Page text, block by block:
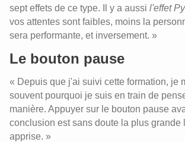
sept effets de ce type. Il y a aussi l'effet
vos attentes sont faibles, moins la
sera performante, et inversement. »
Le bouton pause
« Depuis que j'ai suivi cette formation, je
souvent pourquoi je suis en train de
manière. Appuyer sur le bouton pause
conclusion est sans doute la plus grande
apprise. »